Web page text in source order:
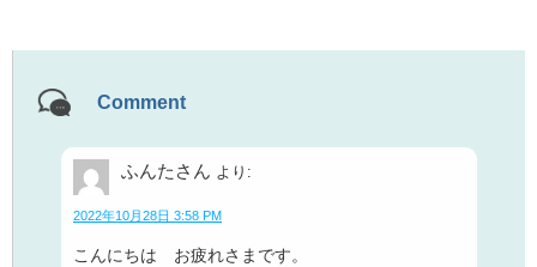
Comment
ふんたさん より:
2022年10月28日 3:58 PM
こんにちは お疲れさまです。